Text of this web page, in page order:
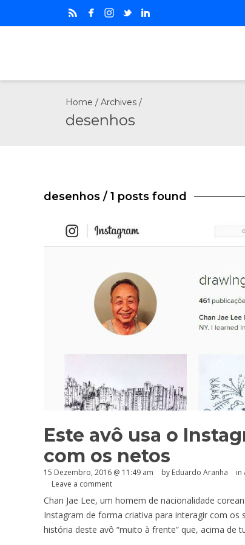
Home / Archives /
desenhos
desenhos / 1 posts found
Este avô usa o
com os netos
15 Dezembro, 2016 @ 11:49 am by Eduardo Aranha in
Leave a comment
Chan Jae Lee, um homem de nacionalidade
Instagram de forma criativa para interagir com
história deste avô “muito à frente” que, acima de